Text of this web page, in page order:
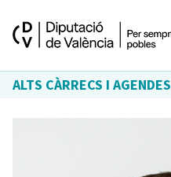
ALTS CÀRRECS I AGENDES